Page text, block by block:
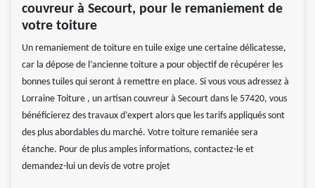
couvreur à Secourt, pour le remaniement de
votre toiture
Un remaniement de toiture en tuile exige une certaine délicatesse,
car la dépose de l’ancienne toiture a pour objectif de récupérer les
bonnes tuiles qui seront à remettre en place. Si vous vous adressez à
Lorraine Toiture , un artisan couvreur à Secourt dans le 57420, vous
bénéficierez des travaux d’expert alors que les tarifs appliqués sont
des plus abordables du marché. Votre toiture remaniée sera
étanche. Pour de plus amples informations, contactez-le et
demandez-lui un devis de votre projet